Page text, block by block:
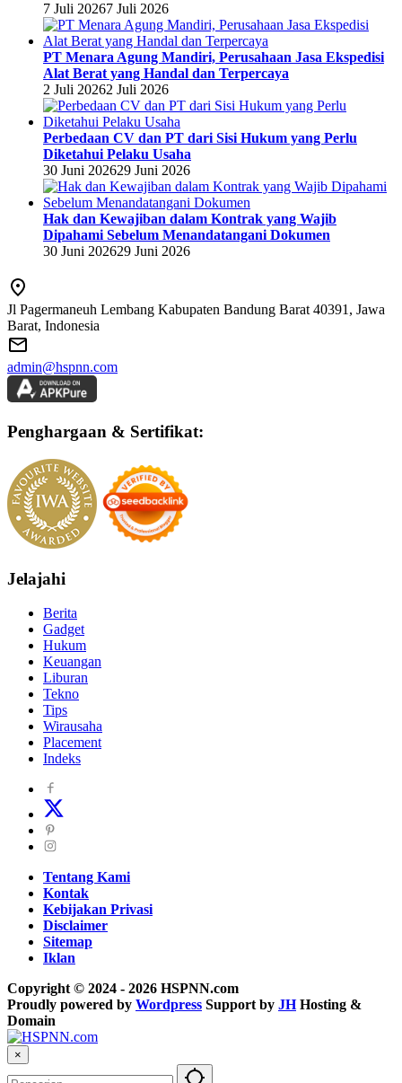
7 Juli 20267 Juli 2026
PT Menara Agung Mandiri, Perusahaan Jasa Ekspedisi
Alat Berat yang Handal dan Terpercaya
2 Juli 20262 Juli 2026
Perbedaan CV dan PT dari Sisi Hukum yang Perlu
Diketahui Pelaku Usaha
30 Juni 202629 Juni 2026
Hak dan Kewajiban dalam Kontrak yang Wajib
Dipahami Sebelum Menandatangani Dokumen
30 Juni 202629 Juni 2026
Jl Pagermaneuh Lembang Kabupaten Bandung Barat 40391, Jawa
Barat, Indonesia
admin@hspnn.com
Penghargaan & Sertifikat:
Jelajahi
Berita
Gadget
Hukum
Keuangan
Liburan
Tekno
Tips
Wirausaha
Placement
Indeks
Tentang Kami
Kontak
Kebijakan Privasi
Disclaimer
Sitemap
Iklan
Copyright © 2024 - 2026 HSPNN.com
Proudly powered by Wordpress Support by JHHosting &
Domain
×